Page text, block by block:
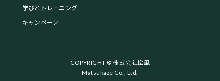
学びとトレーニング
キャンペーン
COPYRIGHT © 株式会社松風
Matsukaze Co., Ltd.